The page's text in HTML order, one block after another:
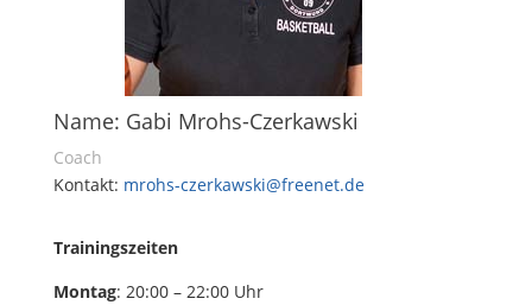
Name: Gabi Mrohs-Czerkawski
Coach
Kontakt: mrohs-czerkawski@freenet.de
Trainingszeiten
Montag: 20:00 – 22:00 Uhr